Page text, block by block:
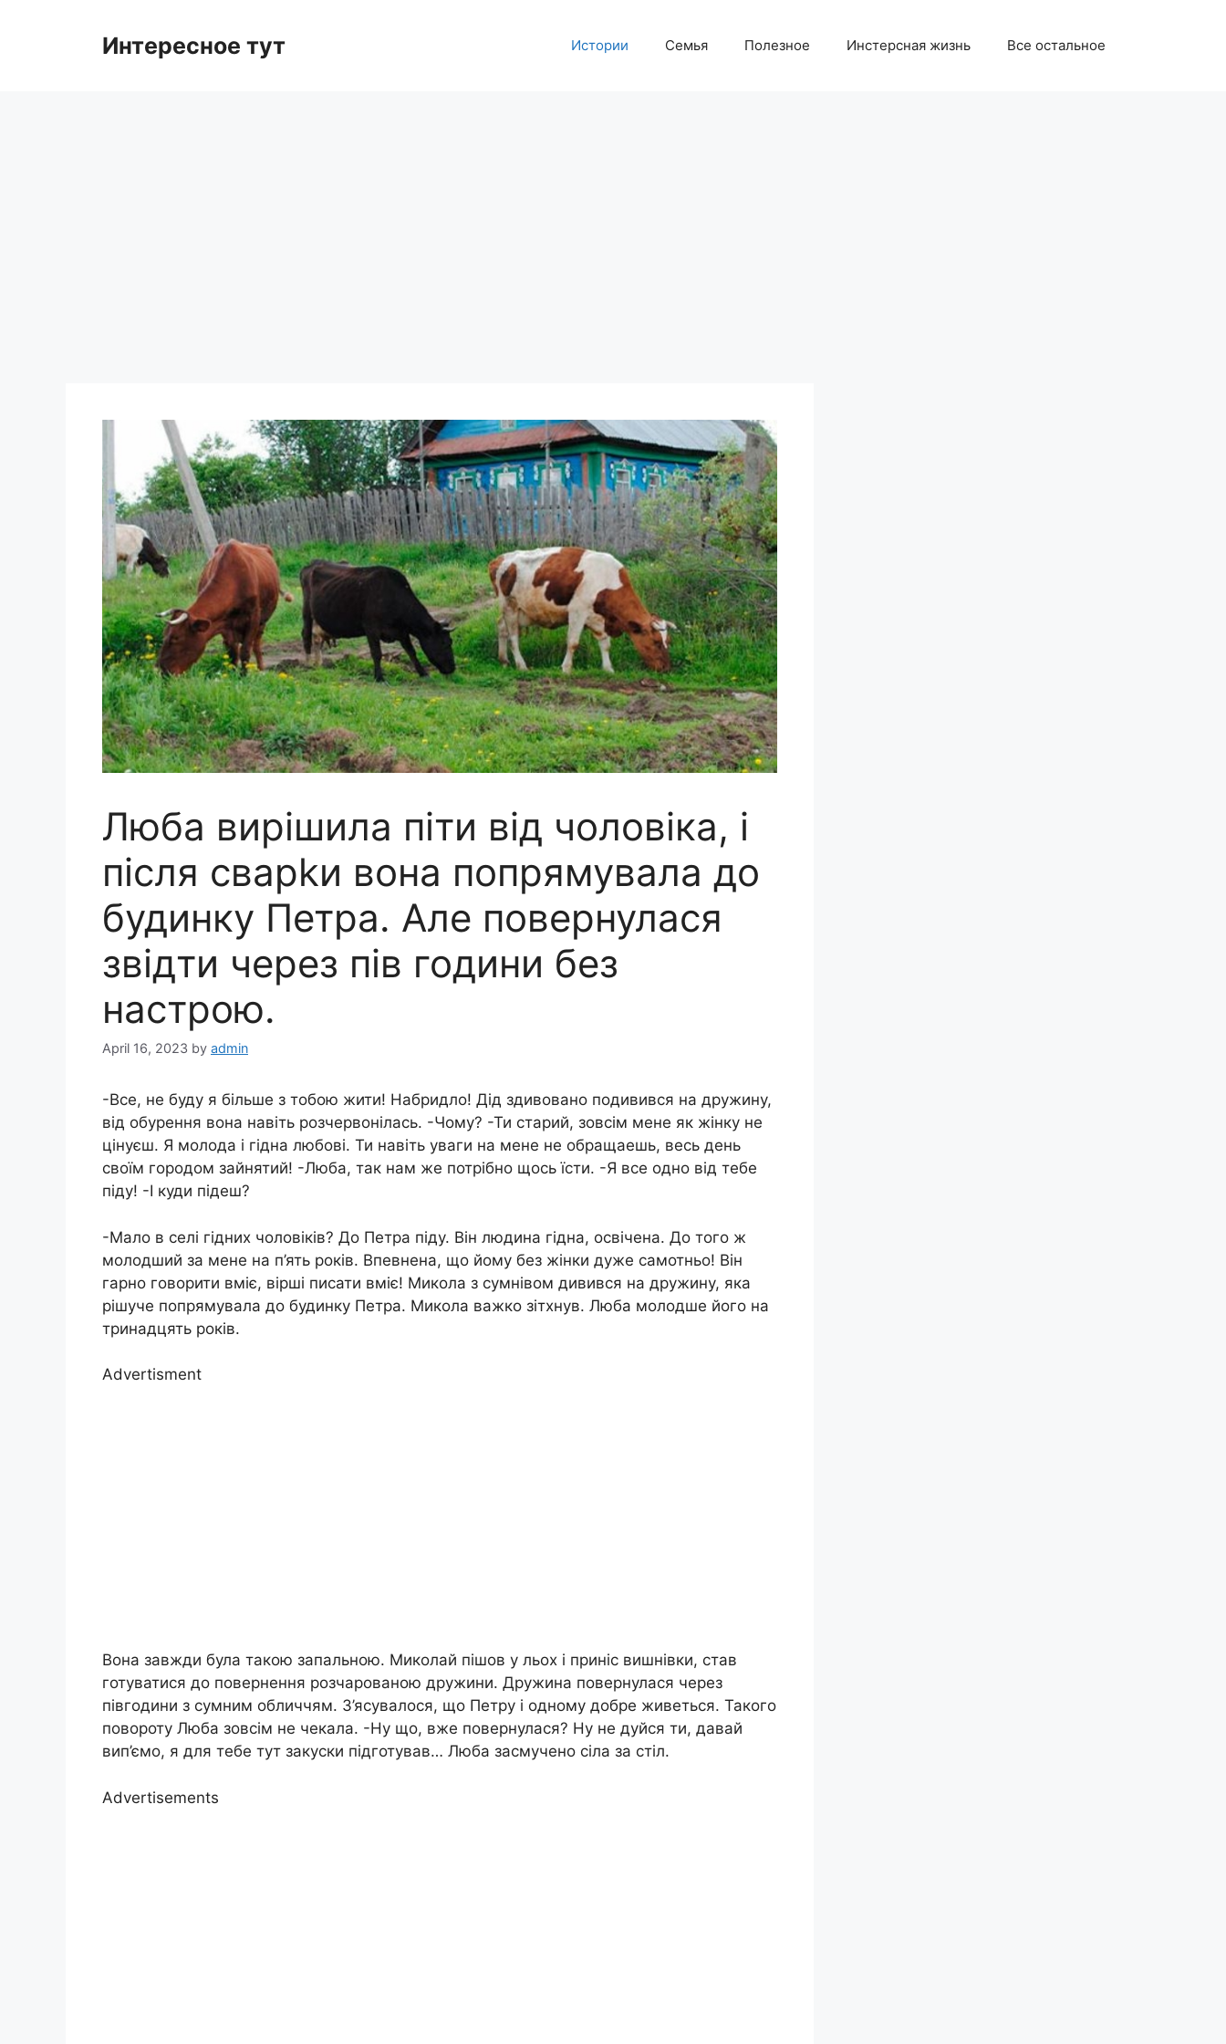
Интересное тут Истории Семья Полезное Инстерсная жизнь Все остальное
Люба вирішила піти від чоловіка, і
після сварkи вона попрямувала до
будинку Петра. Але повернулася
звідти через пів години без
настрою.
April 16, 2023 by admin
-Все, не буду я більше з тобою жити! Набридло! Дід здивовано подивився на дружину,
від обурення вона навіть розчервонілась. -Чому? -Ти старий, зовсім мене як жінку не
цінуєш. Я молода і гідна любові. Ти навіть уваги на мене не обращаешь, весь день
своїм городом зайнятий! -Люба, так нам же потрібно щось їсти. -Я все одно від тебе
піду! -І куди підеш?
-Мало в селі гідних чоловіків? До Петра піду. Він людина гідна, освічена. До того ж
молодший за мене на п’ять років. Впевнена, що йому без жінки дуже самотньо! Він
гарно говорити вміє, вірші писати вміє! Микола з сумнівом дивився на дружину, яка
рішуче попрямувала до будинку Петра. Микола важко зітхнув. Люба молодше його на
тринадцять років.
Advertisment
Вона завжди була такою запальною. Миколай пішов у льох і приніс вишнівки, став
готуватися до повернення розчарованою дружини. Дружина повернулася через
півгодини з сумним обличчям. З’ясувалося, що Петру і одному добре живеться. Такого
повороту Люба зовсім не чекала. -Ну що, вже повернулася? Ну не дуйся ти, давай
вип’ємо, я для тебе тут закуски підготував… Люба засмучено сіла за стіл.
Advertisements